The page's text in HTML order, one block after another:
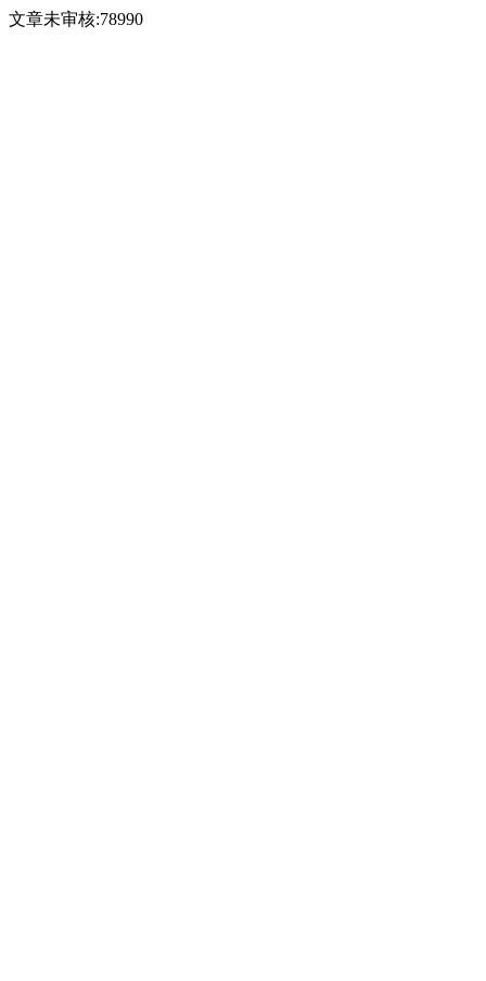
文章未审核:78990